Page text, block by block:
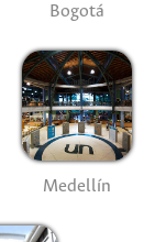
Bogotá
Medellín